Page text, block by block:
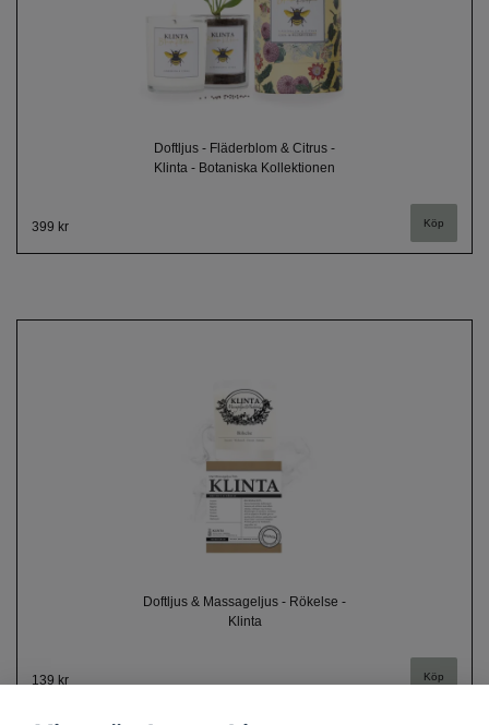
Doftljus - Fläderblom & Citrus -
Klinta - Botaniska Kollektionen
399 kr
Doftljus & Massageljus - Rökelse -
Klinta
139 kr